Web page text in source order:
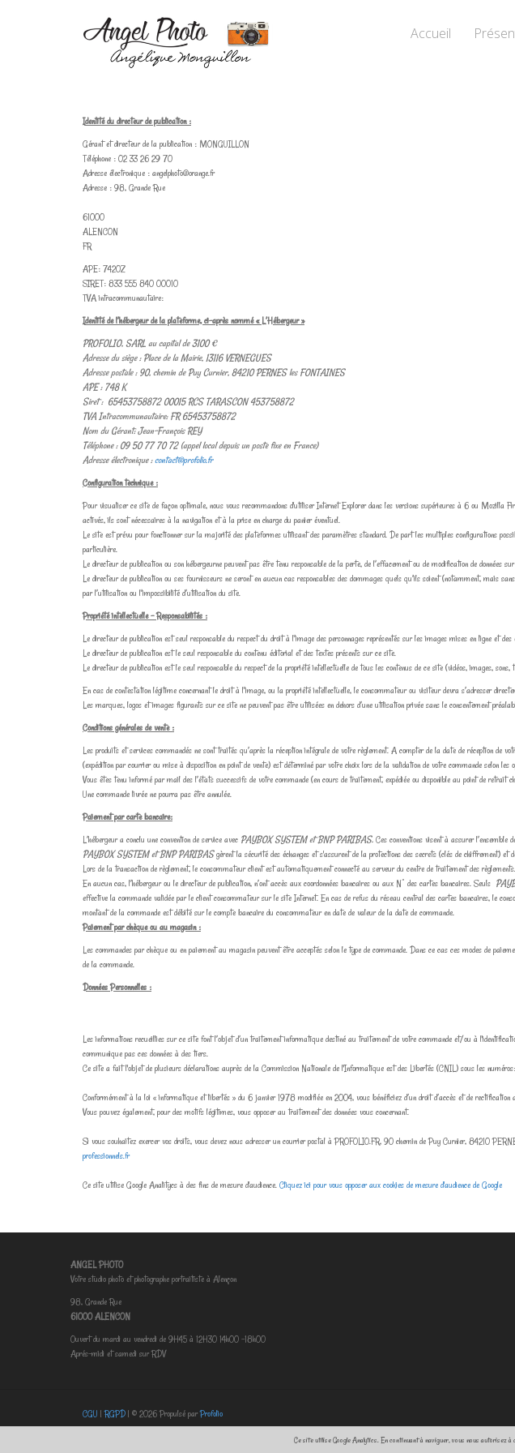
Ce site utilise Google Analytics. En continuant à naviguer, vous nous autorisez
Accueil
Identité du directeur de publication :
Gérant et directeur de la publication : MONGUILLON
Téléphone : 02 33 26 29 70
Adresse électronique : angelphoto@orange.fr
Adresse : 98, Grande Rue
61000
ALENCON
FR
APE: 7420Z
SIRET: 833 555 840 00010
TVA intracommunautaire:
Identité de l’hébergeur de la plateforme, ci-après nommé « L’Hébergeur »
PROFOLIO, SARL au capital de 3100 €
Adresse du siège : Place de la Mairie, 13116 VERNEGUES
Adresse postale : 90, chemin de Puy Curnier, 84210 PERNES les FONTAINES
APE : 748 K
Siret : 65453758872 00015 RCS TARASCON 453758872
TVA Intracommunautaire: FR 65453758872
Nom du Gérant: Jean-François REY
Téléphone : 09 50 77 70 72 (appel local depuis un poste fixe en France)
Adresse électronique :contact@profolio.fr
Configuration technique :
Pour visualiser ce site de façon optimale, nous vous recommandons d'utiliser Internet Explorer dans les versions supérieures à 6 ou Mozilla
activés, ils sont nécessaires à la navigation et à la prise en charge du panier éventuel.
Le site est prévu pour fonctionner sur la majorité des plateformes utilisant des paramètres standard. De part les multiples configurations
particulière.
Le directeur de publication ou son hébergeurne peuvent pas être tenu responsable de la perte, de l’effacement ou de modification de données
Le directeur de publication ou ses fournisseurs ne seront en aucun cas responsables des dommages quels qu’ils soient (notamment, mais
par l’utilisation ou l’impossibilité d’utilisation du site.
Propriété intellectuelle - Responsabilités :
Le directeur de publication est seul responsable du respect du droit à l’image des personnages représentés sur les images mises en ligne et
Le directeur de publication est le seul responsable du contenu éditorial et des textes présents sur ce site.
Le directeur de publication est le seul responsable du respect de la propriété intellectuelle de tous les contenus de ce site (vidéos, images,
En cas de contestation légitime concernant le droit à l’image, ou la propriété intellectuelle, le consommateur ou visiteur devra s’adresser
Les marques, logos et images figurants sur ce site ne peuvent pas être utilisées en dehors d’une utilisation privée sans le consentement
Conditions générales de vente :
Les produits et services commandés ne sont traités qu’après la réception intégrale de votre règlement. A compter de la date de réception de
(expédition par courrier ou mise à disposition en point de vente) est déterminé par votre choix lors de la validation de votre commande selon les
Vous êtes tenu informé par mail des l’états successifs de votre commande (en cours de traitement, expédiée ou disponible au point de retrait
Une commande livrée ne pourra pas être annulée.
Paiement par carte bancaire:
L’hébergeur a conclu une convention de service avec PAYBOX SYSTEM et BNP PARIBAS.Ces conventions visent à assurer
PAYBOX SYSTEM et BNP PARIBASgèrent la sécurité des échanges et s'assurent de la protections des secrets (clés de chiffrement)
Lors de la transaction de règlement, le consommateur client est automatiquement connecté au serveur du centre de traitement des
En aucun cas, l’hébergeur ou le directeur de publication, n’ont accès aux coordonnées bancaires ou aux N° des cartes bancaires. Seuls
effective la commande validée par le client consommateur sur le site Internet. En cas de refus du réseau central des cartes bancaires, le
montant de la commande est débité sur le compte bancaire du consommateur en date de valeur de la date de commande.
Paiement par chèque ou au magasin :
Les commandes par chèque ou en paiement au magasin peuvent être acceptés selon le type de commande. Dans ce cas ces modes de
de la commande.
Données Personnelles :
Les informations recueillies sur ce site font l’objet d’un traitement informatique destiné au traitement de votre commande et/ou à
communique pas ces données à des tiers.
Ce site a fait l'objet de plusieurs déclarations auprès de la Commission Nationale de l'Informatique est des Libertés (CNIL) sous
Conformément à la loi « informatique et libertés » du 6 janvier 1978 modifiée en 2004, vous bénéficiez d’un droit d’accès et de rectification
Vous pouvez également, pour des motifs légitimes, vous opposer au traitement des données vous concernant.
Si vous souhaitez exercer vos droits, vous devez nous adresser un courrier postal à PROFOLIO.FR, 90 chemin de Puy Curnier, 84210
professionnels.fr
Ce site utilise Google Analitycs à des fins de mesure d'audience.Cliquez ici pour vous opposer aux cookies de mesure d'audience de Google
ANGEL PHOTO
Votre studio photo et photographe portraitiste à Alençon
98, Grande Rue
61000 ALENCON
Ouvert du mardi au vendredi de 9H45 à 12H30 14h00 -18h00
Aprés-midi et samedi sur RDV
CGU |RGPD| © 2026 Propulsé parProfolio